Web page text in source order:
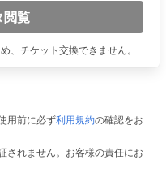
閲覧
、チケット交換できません。
用前に必ず利用規約の確認をお
されません。お客様の責任にお